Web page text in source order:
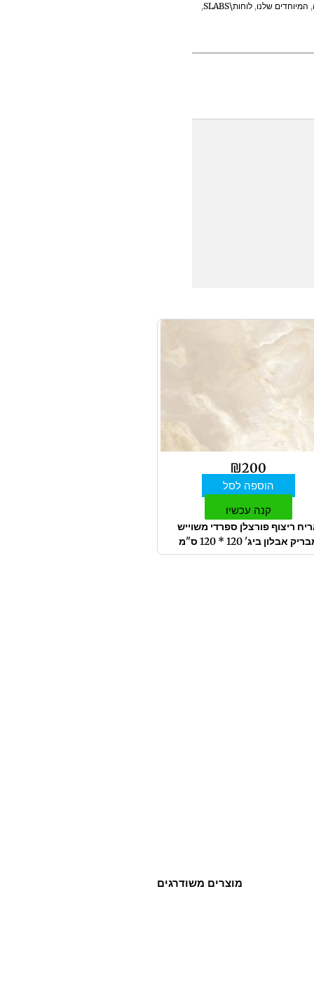
, המיוחדים שלנו,לוחות\SLABS ,
₪200
הוספה לסל
קנה עכשיו
ריצוף פורצלן ספרדי משוייש
אבלון ביג' 120 * 120 ס"מ
מוצרים משודרגים